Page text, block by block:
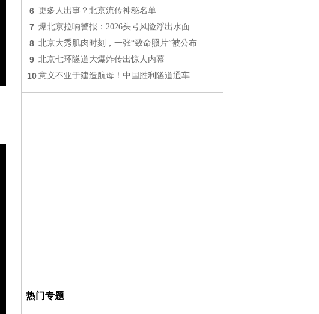
6 更多人出事？北京流传神秘名单
7 爆北京拉响警报：2026头号风险浮出水面
8 北京大秀肌肉时刻，一张“致命照片”被公布
9 北京七环隧道大爆炸传出惊人内幕
10 意义不亚于建造航母！中国胜利隧道通车
热门专题